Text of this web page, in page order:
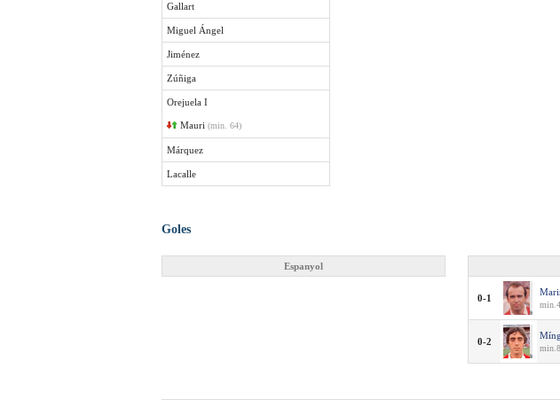
Gallart
Miguel Ángel
Jiménez
Zúñiga
Orejuela I
Mauri (min. 64)
Márquez
Lacalle
Goles
Espanyol
0-1
0-2